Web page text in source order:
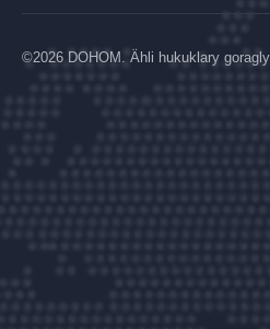
©2026 DOHOM. Ähli hukuklary goragly